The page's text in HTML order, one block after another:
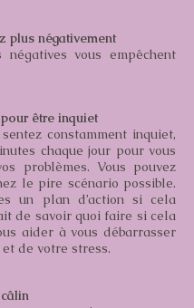
plus négativement
négatives vous empêchent
être inquiet
constamment inquiet,
chaque jour pour vous
problèmes. Vous pouvez
le pire scénario possible.
un plan d’action si cela
de savoir quoi faire si cela
aider à vous débarrasser
de votre stress.